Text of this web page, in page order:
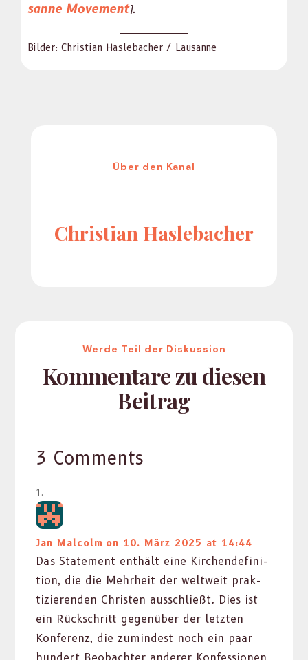
sanne Move­ment).
Bilder: Chris­t­ian Hasle­bach­er / Lau­sanne
Über den Kanal
Christian Haslebacher
Werde Teil der Diskussion
Kommentare zu diesen
Beitrag
3 Comments
Jan Malcolm on 10. März 2025 at 14:44
Das State­ment enthält eine Kirchen­de­f­i­n­i­
tion, die die Mehrheit der weltweit prak­
tizieren­den Chris­ten auss­chließt. Dies ist
ein Rückschritt gegenüber der let­zten
Kon­ferenz, die zumin­d­est noch ein paar
hun­dert Beobachter ander­er Kon­fes­sio­nen